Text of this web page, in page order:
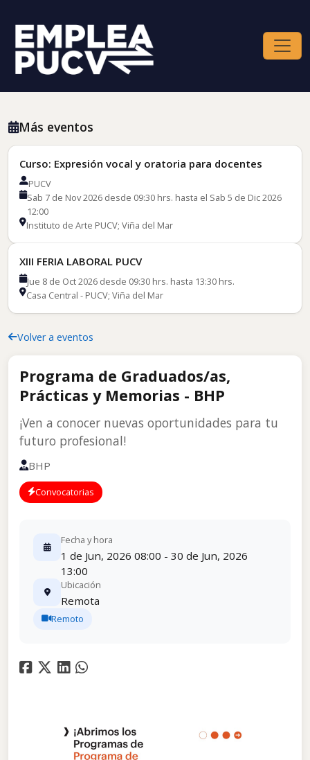
Volver a eventos
Programa de Graduados/as,
Prácticas y Memorias - BHP
¡Ven a conocer nuevas oportunidades para tu
futuro profesional!
BHP
Convocatorias
Fecha y hora
1 de Jun, 2026 08:00 - 30 de Jun, 2026
13:00
Ubicación
Remota
Remoto
Más eventos
Curso: Expresión vocal y oratoria para docentes
PUCV
Sab 7 de Nov 2026 desde 09:30 hrs. hasta el Sab 5 de Dic 2026
12:00
Instituto de Arte PUCV; Viña del Mar
XIII FERIA LABORAL PUCV
Jue 8 de Oct 2026 desde 09:30 hrs. hasta 13:30 hrs.
Casa Central - PUCV; Viña del Mar